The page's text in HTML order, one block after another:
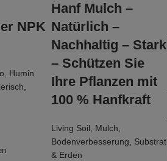
NPK
, Humin
,
Hanf Mulch –
Natürlich –
Nachhaltig – Stark
– Schützen Sie
Ihre Pflanzen mit
100 % Hanfkraft
Living Soil, Mulch,
Bodenverbesserung, Substrat
& Erden